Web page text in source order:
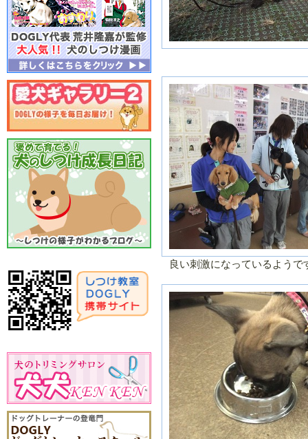
月
２月
２０１５年／７
月
２０１５年／６
月
２０１４年／７
月
２０１４年／６
月
２０１４年／１
月
２０１３年／１
２月
２０１３年／７
月
２０１３年／６
月
２０１３年／１
２０１２年／１
２月
２０１２年／７
２０１２年／６
月
２０１２年／１
月
２０１１年／１
２月
月
月
２０１１年／１
２０１０年／１
２月
２０１０年／７
月
２０１０年／６
月
良い刺激になっているようで